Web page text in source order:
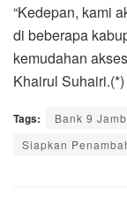
“Kedepan, kami
di beberapa
kemudahan
Khairul Suhairi.(*)
Tags: Bank 9
Siapkan